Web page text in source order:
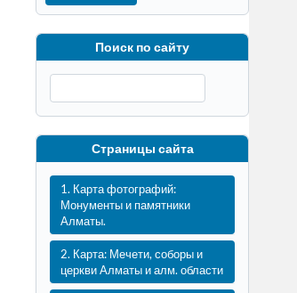
Поиск по сайту
Страницы сайта
1. Карта фотографий:
Монументы и памятники
Алматы.
2. Карта: Мечети, соборы и
церкви Алматы и алм. области